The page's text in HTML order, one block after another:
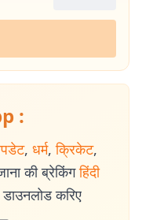
:
, धर्म, क्रिकेट,
की ब्रेकिंग हिंदी
करिए